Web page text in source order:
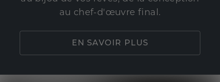
au chef-d'œuvre final.
EN SAVOIR PLUS